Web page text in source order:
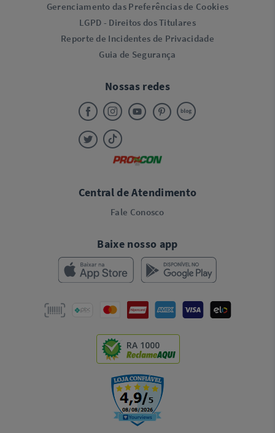
Gerenciamento das Preferências de Cookies
LGPD - Direitos dos Titulares
Reporte de Incidentes de Privacidade
Guia de Segurança
Nossas redes
Central de Atendimento
Fale Conosco
Baixe nosso app
RA 1000